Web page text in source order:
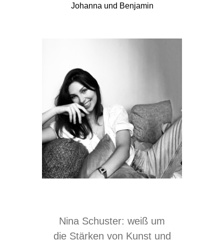
Johanna und Benjamin
Nina Schuster: weiß um
die Stärken von Kunst und